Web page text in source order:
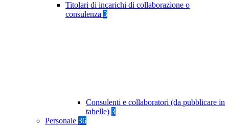
Titolari di incarichi di collaborazione o
consulenza 3
Consulenti e collaboratori (da pubblicare in
tabelle) 3
Personale 36